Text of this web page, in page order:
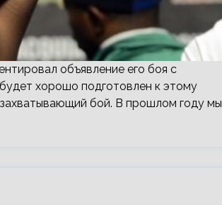
объявление его боя с
хорошо подготовлен к этому
бой. В прошлом году мы